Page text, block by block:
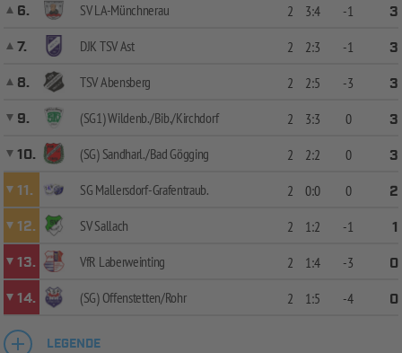
6.
SV LA-Münchnerau 2 3:4 -1
3
7.
DJK TSV Ast 2 2:3 -1
3
8.
TSV Abensberg 2 2:5 -3
3
9.
(SG1) Wildenb./Bib./Kirchdorf 2 3:3 0
3
10.
(SG) Sandharl./Bad Gögging 2 2:2 0
3
11.
SG Mallersdorf-Grafentraub. 2 0:0 0
2
12.
SV Sallach 2 1:2 -1
1
13.
VfR Laberweinting 2 1:4 -3
0
14.
(SG) Offenstetten/Rohr 2 1:5 -4 0
LEGENDE